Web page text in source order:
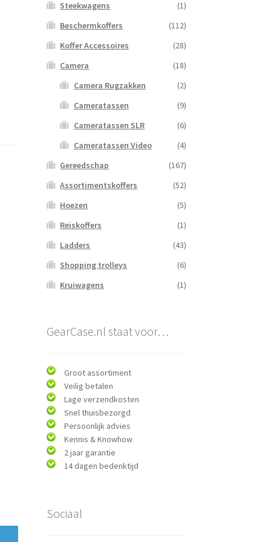
Steekwagens
(1)
Beschermkoffers
(112)
Koffer Accessoires
(28)
Camera
(18)
Camera Rugzakken
(2)
Cameratassen
(9)
Cameratassen SLR
(6)
Cameratassen Video
(4)
Gereedschap
(167)
Assortimentskoffers
(52)
Hoezen
(5)
Reiskoffers
(1)
Ladders
(43)
Shopping trolleys
(6)
Kruiwagens
(1)
GearCase.nl staat voor…
Groot assortiment
Veilig betalen
Lage verzendkosten
Snel thuisbezorgd
Persoonlijk advies
Kennis & Knowhow
2 jaar garantie
14 dagen bedenktijd
Sociaal